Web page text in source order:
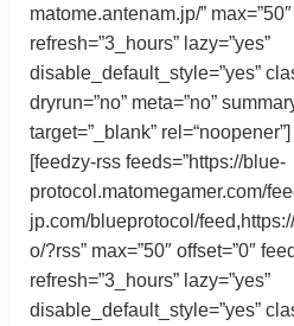
matome.antenam.jp/”
refresh=”3_hours” lazy=”yes”
disable_default_style=”yes”
dryrun=”no” meta=”no”
target=”_blank” rel=“noopener”]
[feedzy-rss feeds=”https://blue-
protocol.matomegamer.com/
jp.com/blueprotocol/
o/?rss” max=”50″ offset=”0″
refresh=”3_hours” lazy=”yes”
disable_default_style=”yes”